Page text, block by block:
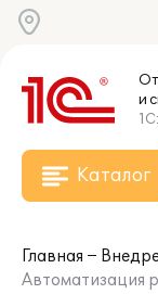
и
Каталог
Главная
Автоматизация